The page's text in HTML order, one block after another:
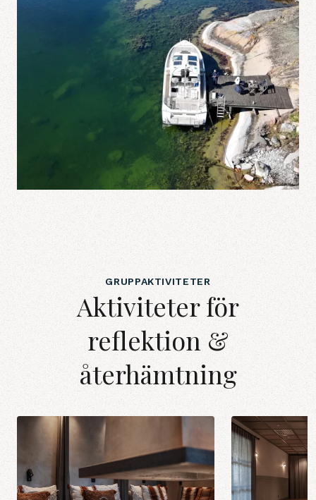
GRUPPAKTIVITETER
Aktiviteter för
reflektion &
återhämtning